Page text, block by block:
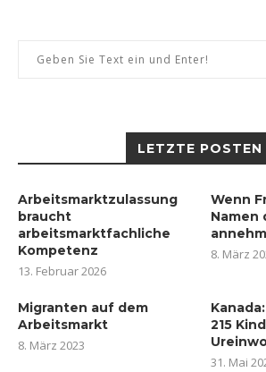
LETZTE POSTEN
Arbeitsmarktzulassung
braucht
arbeitsmarktfachliche
Kompetenz
13. Februar 2026
Wenn
Namen
8. März
Migranten auf dem
Arbeitsmarkt
8. März 2023
215
31. Mai